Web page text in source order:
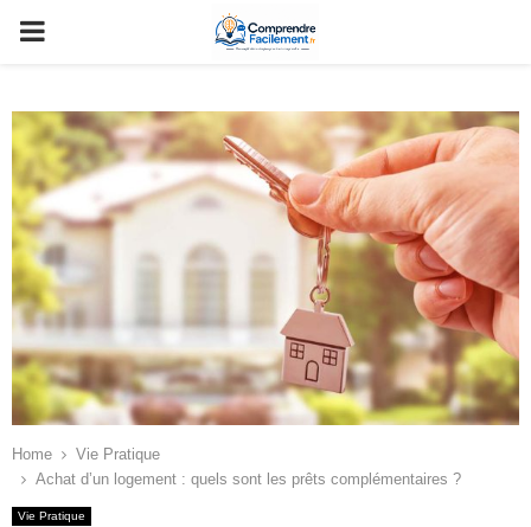
PRIMARY
Home
Vie Pratique
Achat d’un logement : quels sont les prêts complémentaires ?
Vie Pratique